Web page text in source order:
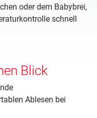
oder dem Babybrei,
schnell
Blick
Ablesen bei